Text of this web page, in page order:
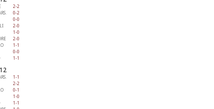
2-2
0-2
0-0
2-0
1-0
2-0
1-1
0-0
1-1
1-1
2-2
0-1
1-0
1-1